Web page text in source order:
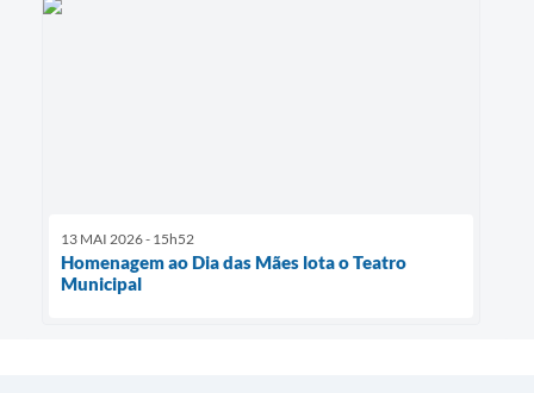
13 MAI 2026 - 15h52
Homenagem ao Dia das Mães lota o Teatro
Municipal